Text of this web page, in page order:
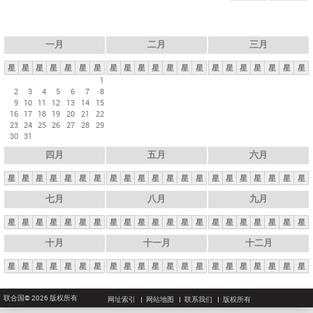
一月
星 星 星 星 星 星
星
1
2
3 4 5 6 7
8
9 10 11 12 13 14
15
16 17 18 19 20 21
22
23 24 25 26 27 28 29
30 31
二月
星 星 星 星 星 星 星
三月
星 星 星 星 星 星 星
四月
星 星 星 星 星 星 星
五月
星 星 星 星 星 星 星
六月
星 星 星 星 星 星 星
七月
星 星 星 星 星 星 星
八月
星 星 星 星 星 星 星
九月
星 星 星 星 星 星 星
十月
星 星 星 星 星 星 星
十一月
星 星 星 星 星 星 星
十二月
星 星 星 星 星 星 星
联合国© 2026 版权所有 网址索引 网站地图 联系我们 版权所有